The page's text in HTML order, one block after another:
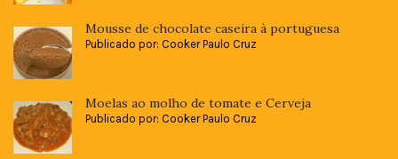
Mousse de chocolate caseira à portuguesa
Publicado por: Cooker Paulo Cruz
Moelas ao molho de tomate e Cerveja
Publicado por: Cooker Paulo Cruz